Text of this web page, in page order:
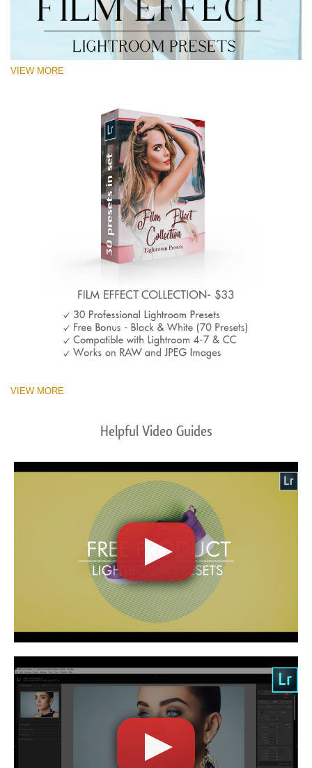
VIEW MORE
VIEW MORE
Helpful Video Guides